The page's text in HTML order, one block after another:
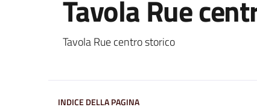
Tavola Rue
Dettagli del documento
Tavola Rue centro storico
INDICE DELLA PAGINA